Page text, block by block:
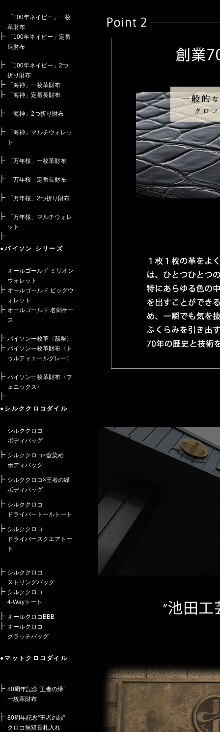
「100年ネイビー」一枚
革財布
「100年ネイビー」定番
長財布
「100年ネイビー」2つ
折り財布
「海神」一枚革財布
「海神」定番長財布
「海神」2つ折り財布
「海神」マルチウォレッ
ト
「万年桜」一枚革財布
「万年桜」定番長財布
「万年桜」2つ折り財布
「万年桜」マルチウォレ
ット
●パイソン シリーズ
オールゴールド ミリオン
ウォレット
オールゴールド ビッグウ
ォレット
オールゴールド 名刺ケー
ス
パイソン一枚革〈翡翠〉
パイソン一枚革財布〈ト
ゥルティエールグレー〉
パイソン一枚革財布〈フ
ェニックス〉
●シルククロコダイル
シルククロコ
ボディバッグ
シルククロコ×藍染め
ボディバッグ
シルククロコ×王者の緑
ボディバッグ
シルククロコ
ドライバートールトート
シルククロコ
ドライバースクエアトー
ト
シルククロコ
ストリングバッグ
シルククロコ
4-Wayトート
オールクロコBBB
オールクロコ
クラッチバッグ
●マットクロコダイル
80周年記念“王者の緑”
一枚革財布
80周年記念“王者の緑”
クロコ無双長札入れ